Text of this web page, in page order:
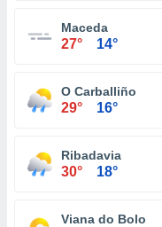
Maceda
27° 14°
O Carballiño
29° 16°
Ribadavia
30° 18°
Viana do Bolo